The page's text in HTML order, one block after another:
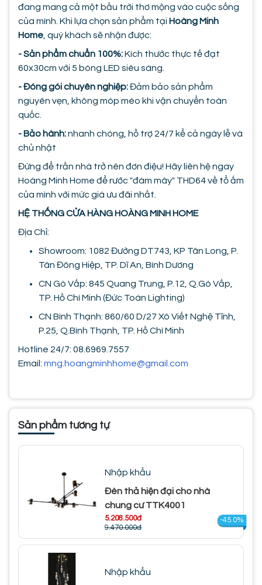
đang mang cả một bầu trời thơ mộng vào cuộc sống
của mình. Khi lựa chọn sản phẩm tại Hoàng Minh
Home, quý khách sẽ nhận được:
- Sản phẩm chuẩn 100%:Kích thước thực tế đạt
60x30cm với 5 bóng LED siêu sáng.
- Đóng gói chuyên nghiệp:Đảm bảo sản phẩm
nguyên vẹn, không móp méo khi vận chuyển toàn
quốc.
- Bảo hành:nhanh chóng, hỗ trợ 24/7 kể cả ngày lễ và
chủ nhật
Đừng để trần nhà trở nên đơn điệu! Hãy liên hệ ngay
Hoàng Minh Home để rước "đám mây" THD64 về tổ ấm
của mình với mức giá ưu đãi nhất.
HỆ THỐNG CỬA HÀNG HOÀNG MINH HOME
Địa Chỉ:
Showroom: 1082 Đường DT743, KP Tân Long, P.
Tân Đông Hiệp, TP. Dĩ An, Bình Dương
CN Gò Vấp: 845 Quang Trung, P.12, Q.Gò Vấp,
TP. Hồ Chí Minh (Đức Toàn Lighting)
CN Bình Thạnh: 860/60 D/27 Xô Viết Nghệ Tĩnh,
P.25, Q.Bình Thạnh, TP. Hồ Chí Minh
Hotline 24/7: 08.6969.7557
Email: mng.hoangminhhome@gmail.com
Sản phẩm tương tự
Nhập khẩu
Đèn thả hiện đại cho nhà
chung cư TTK4001
5.208.500đ
9.470.000đ
-45.0%
Nhập khẩu